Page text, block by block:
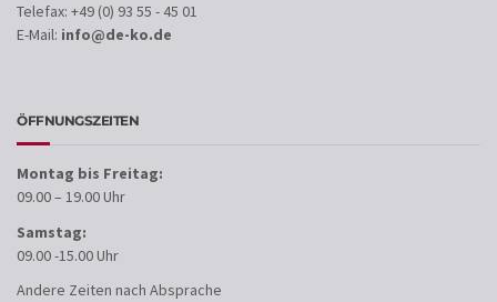
Telefax: +49 (0) 93 55 - 45 01
E-Mail: info@de-ko.de
ÖFFNUNGSZEITEN
Montag bis Freitag:
09.00 – 19.00 Uhr
Samstag:
09.00 -15.00 Uhr
Andere Zeiten nach Absprache